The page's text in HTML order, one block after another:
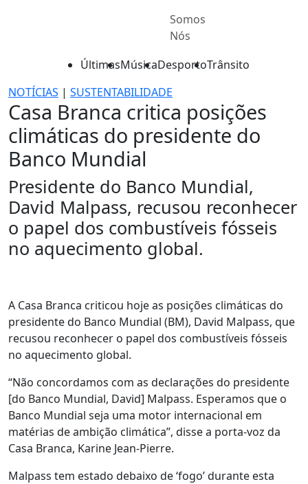
Somos
Nós
ÚltimasMúsicaDesportoTrânsito
NOTÍCIAS | SUSTENTABILIDADE
Casa Branca critica posições
climáticas do presidente do
Banco Mundial
Presidente do Banco Mundial,
David Malpass, recusou reconhecer
o papel dos combustíveis fósseis
no aquecimento global.
A Casa Branca criticou hoje as posições climáticas do
presidente do Banco Mundial (BM), David Malpass, que
recusou reconhecer o papel dos combustíveis fósseis
no aquecimento global.
“Não concordamos com as declarações do presidente
[do Banco Mundial, David] Malpass. Esperamos que o
Banco Mundial seja uma motor internacional em
matérias de ambição climática”, disse a porta-voz da
Casa Branca, Karine Jean-Pierre.
Malpass tem estado debaixo de ‘fogo’ durante esta